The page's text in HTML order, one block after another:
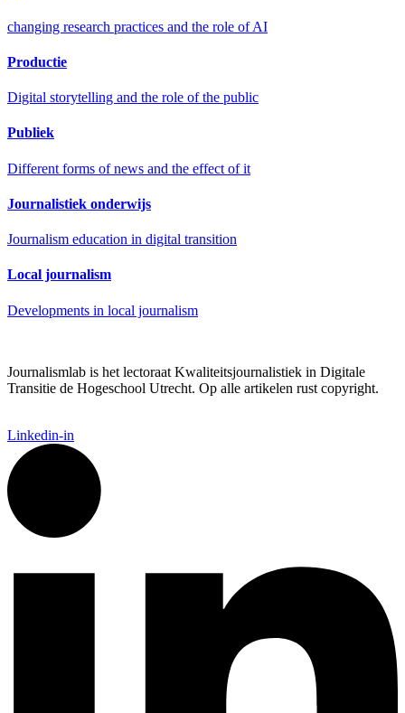
changing research practices and the role of AI
Productie
Digital storytelling and the role of the public
Publiek
Different forms of news and the effect of it
Journalistiek onderwijs
Journalism education in digital transition
Local journalism
Developments in local journalism
Journalismlab is het lectoraat Kwaliteitsjournalistiek in Digitale
Transitie de Hogeschool Utrecht. Op alle artikelen rust copyright.
Linkedin-in